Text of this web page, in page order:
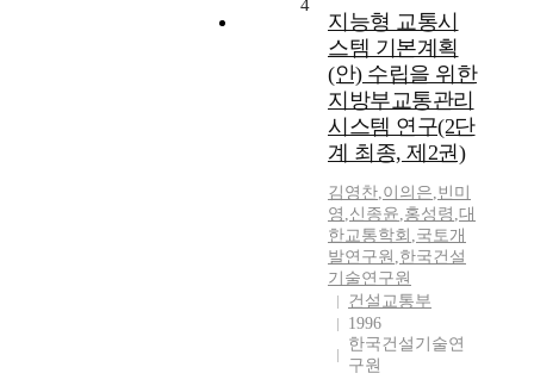
4
지능형 교통시
스템 기본계획
(안) 수립을 위한
지방부교통관리
시스템 연구(2단
계 최종, 제2권)
김영찬,이의은,빈미
영 ,신종윤,홍성령 ,대
한교통학회 ,국토개
발연구원 ,한국건설
기술연구원
건설교통부
1996
한국건설기술연
구원